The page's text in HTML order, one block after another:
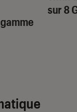
sur 8